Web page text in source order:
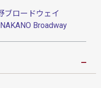
ブロードウェイ
Broadway